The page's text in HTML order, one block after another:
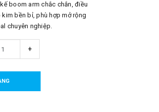
boom arm chắc chắn, điều
bền bỉ, phù hợp mở rộng
chuyên nghiệp.
+